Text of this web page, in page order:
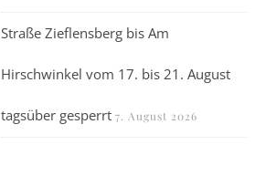
Straße Zieflensberg bis Am
Hirschwinkel vom 17. bis 21. August
tagsüber gesperrt 7. August 2026